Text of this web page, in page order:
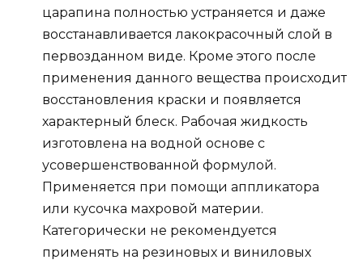
царапина полностью устраняется и даже
восстанавливается лакокрасочный слой в
первозданном виде. Кроме этого после
применения данного вещества происходит
восстановления краски и появляется
характерный блеск. Рабочая жидкость
изготовлена на водной основе с
усовершенствованной формулой.
Применяется при помощи аппликатора
или кусочка махровой материи.
Категорически не рекомендуется
применять на резиновых и виниловых